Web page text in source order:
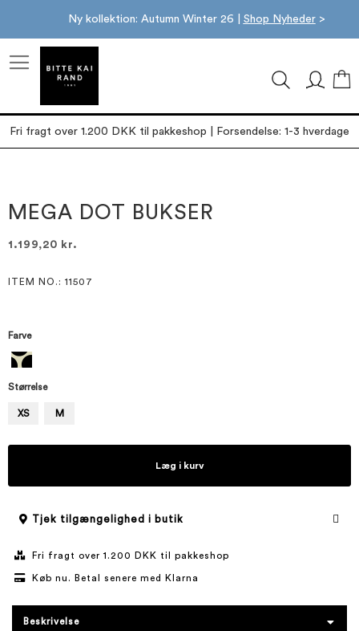
Ny kollektion: Autumn Winter 26 | Shop Nyheder>
Fri fragt over 1.200 DKK til pakkeshop | Forsendelse: 1-3 hverdage
slutningen
af
starten
af
MEGA DOT BUKSER
1.199,20 kr.
ITEM NO. : 11507
Farve
Størrelse
XS M
Læg i kurv
Tjek tilgængelighed i butik
Fri fragt over 1.200 DKK til pakkeshop
Køb nu. Betal senere med Klarna
Beskrivelse